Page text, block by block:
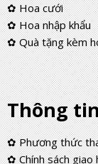
✿ Hoa cưới
✿ Hoa nhập khẩu
✿ Quà tặng kèm
Thông
✿ Phương thức
✿ Chính sách giao